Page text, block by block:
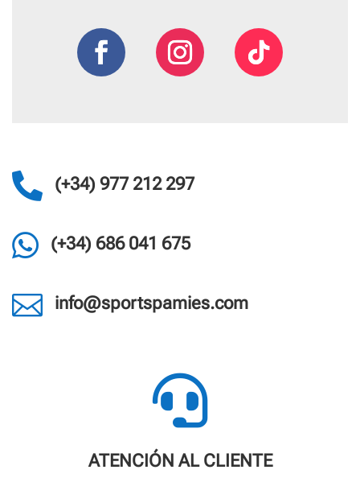
 (+34) 977 212 297
 (+34) 686 041 675
 info@sportspamies.com

ATENCIÓN AL CLIENTE